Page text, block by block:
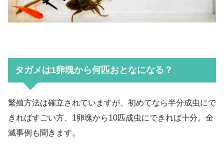
タガメは1卵塊から何匹おとなになる？
繁殖方法は確立されていますが、初めてなら半分成虫にで
きればすごい方、1卵塊から10匹成虫にできれば十分。全
滅事例も聞きます。